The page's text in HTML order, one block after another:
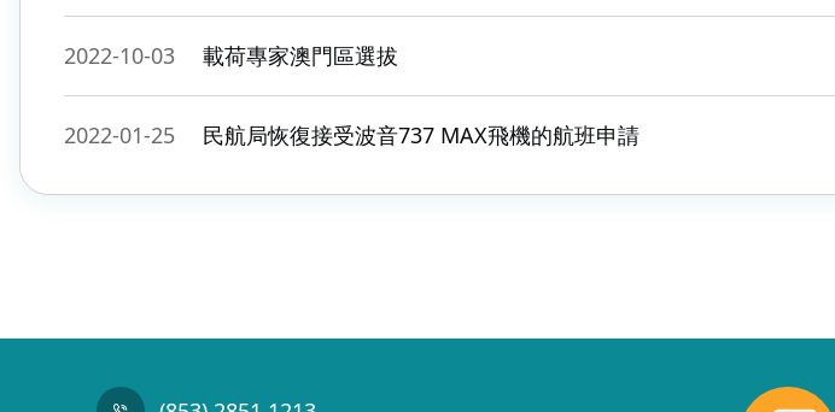
2022-10-03 載荷專家澳門區選拔
2022-01-25 民航局恢復接受波音737 MAX飛機的航班申請